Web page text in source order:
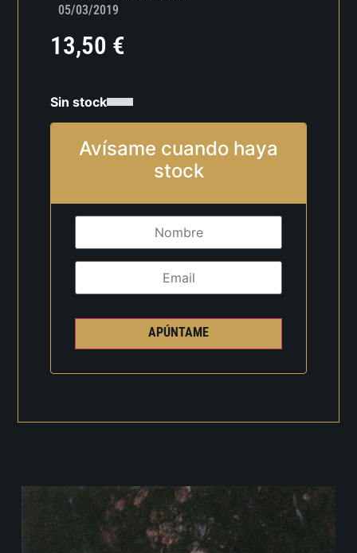
05/03/2019
13,50 €
Sin stock
Avísame cuando haya
stock
APÚNTAME